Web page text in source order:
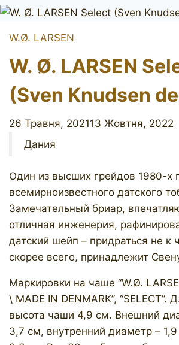
W.Ø. LARSEN
W. Ø. LARSEN
(Sven Knudsen
26 Травня, 202113 Жовтня, 2022
Дания
Один из высших грейдов 1980-х
всемирноизвестного датского
Замечательный бриар,
отличная инженерия,
датский шейп – придраться не к
скорее всего, принадлежит
Маркировки на чаше “W.Ø.
\ MADE IN DENMARK”, “SELECT”.
высота чаши 4,9 см. Внешний
3,7 см, внутренний диаметр –